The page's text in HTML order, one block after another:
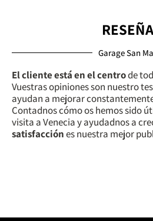
Garage San
El cliente está en el centrode
Vuestras opiniones son nuestro
ayudan a mejorar
Contadnos cómo os hemos sido
visita a Venecia y ayudadnos a
satisfacciónes nuestra mejor